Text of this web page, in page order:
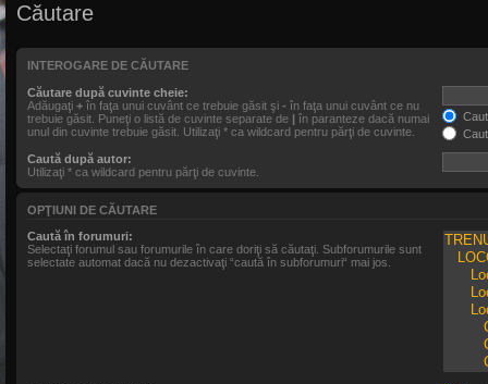
Căutare
INTEROGARE DE CĂUTARE
Căutare după cuvinte cheie:
Adăugaţi +în faţa unui cuvânt ce trebuie găsit şi - în faţa unui cuvânt ce nu
trebuie găsit. Puneţi o listă de cuvinte separate de | în paranteze dacă numai
unul din cuvinte trebuie găsit. Utilizaţi * ca wildcard pentru părţi de cuvinte.
Caută după autor:
Utilizaţi * ca wildcard pentru părţi de cuvinte.
OPŢIUNI DE CĂUTARE
Caută în forumuri:
Selectaţi forumul sau forumurile în care doriţi să căutaţi. Subforumurile sunt
selectate automat dacă nu dezactivaţi “caută în subforumuri“ mai jos.